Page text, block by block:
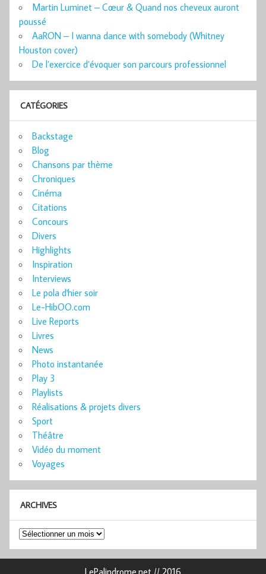
Martin Luminet – Cœur & Quand nos cheveux auront
poussé
AaRON – I wanna dance with somebody (Whitney
Houston cover)
De l’exercice d’évoquer son parcours professionnel
CATÉGORIES
Backstage
Blog
Chansons par thème
Chroniques
Cinéma
Citations
Concours
Divers
Highlights
Inspiration
Interviews
Le pola d'hier soir
Le-HibOO.com
Live Reports
Livres
News
Photo instantanée
Play 3
Playlists
Réalisations & projets divers
Sport
Théâtre
Vidéo du moment
Voyages
ARCHIVES
Archives
LePalindrome.net // 2016